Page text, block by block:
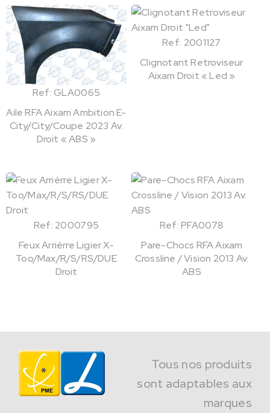
Ref: GLA0065
Aile RFA Aixam Ambition E-
City/City/Coupe 2023 Av.
Droit « ABS »
Ref: 2001127
Clignotant Retroviseur
Aixam Droit « Led »
Ref: 2000795
Feux Arriérre Ligier X-
Too/Max/R/S/RS/DUE
Droit
Ref: PFA0078
Pare-Chocs RFA Aixam
Crossline / Vision 2013 Av.
ABS
Tous nos produits
sont adaptables aux
marques